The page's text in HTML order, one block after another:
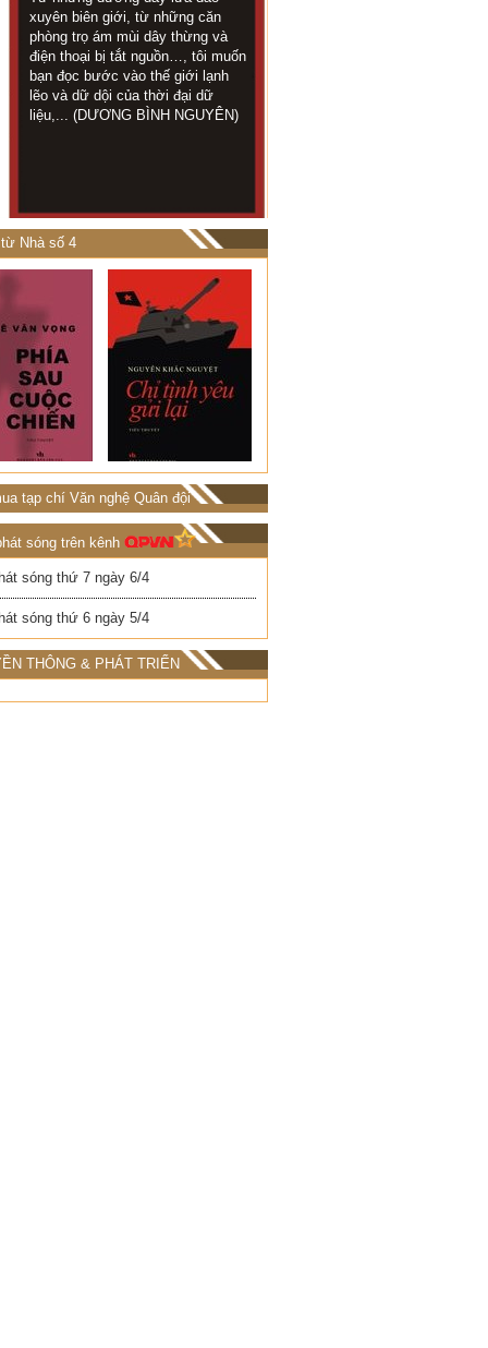
xuyên biên giới, từ những căn
phòng trọ ám mùi dây thừng và
điện thoại bị tắt nguồn…, tôi muốn
bạn đọc bước vào thế giới lạnh
lẽo và dữ dội của thời đại dữ
liệu,... (DƯƠNG BÌNH NGUYÊN)
Nhà số 4
tạp chí Văn nghệ Quân đội
sóng trên kênh
sóng thứ 7 ngày 6/4
sóng thứ 6 ngày 5/4
THÔNG & PHÁT TRIỂN